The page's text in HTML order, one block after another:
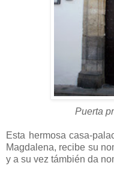
Puerta
Esta hermosa casa-
Magdalena, recibe su
y a su vez támbién da